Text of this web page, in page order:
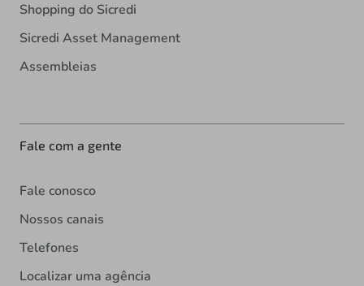
Shopping do Sicredi
Sicredi Asset Management
Assembleias
Fale com a gente
Fale conosco
Nossos canais
Telefones
Localizar uma agência